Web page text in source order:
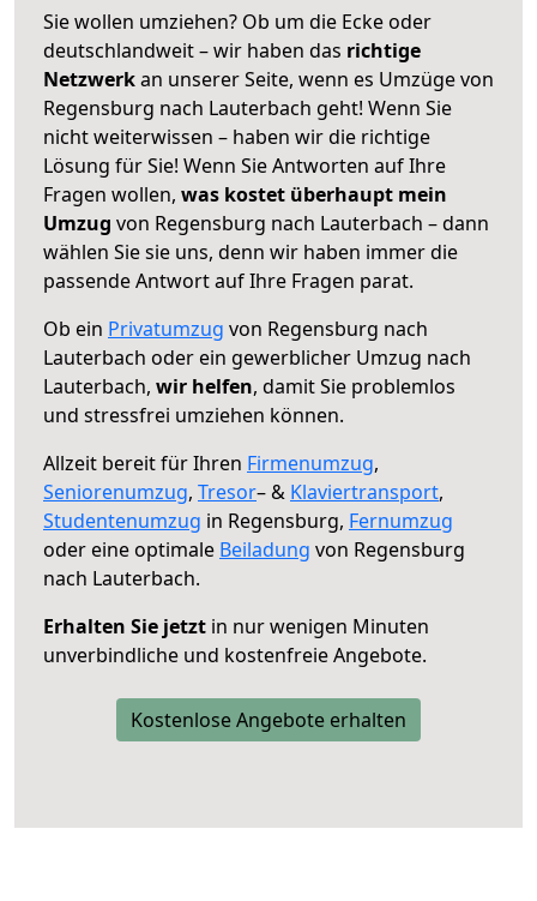
Sie wollen umziehen? Ob um die Ecke oder
deutschlandweit – wir haben das richtige
Netzwerkan unserer Seite, wenn es Umzüge von
Regensburg nach Lauterbach geht! Wenn Sie
nicht weiterwissen – haben wir die richtige
Lösung für Sie! Wenn Sie Antworten auf Ihre
Fragen wollen, was kostet überhaupt mein
Umzug von Regensburg nach Lauterbach – dann
wählen Sie sie uns, denn wir haben immer die
passende Antwort auf Ihre Fragen parat.
Ob ein Privatumzug von Regensburg nach
Lauterbach oder ein gewerblicher Umzug nach
Lauterbach, wir helfen, damit Sie problemlos
und stressfrei umziehen können.
Allzeit bereit für Ihren Firmenumzug,
Seniorenumzug, Tresor– & Klaviertransport,
Studentenumzug in Regensburg, Fernumzug
oder eine optimale Beiladung von Regensburg
nach Lauterbach.
Erhalten Sie jetzt in nur wenigen Minuten
unverbindliche und kostenfreie Angebote.
Kostenlose Angebote erhalten